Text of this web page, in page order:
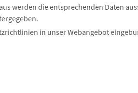
werden die entsprechenden Daten
in unser Webangebot